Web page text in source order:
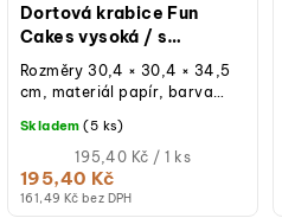
Dortová krabice Fun
Cakes vysoká / s
okýnkem / svatební –
30,4 × 30,4 × 34,5 cm
161,49 Kč bez DPH
195,40 Kč
Měrná
cena:
195,40 Kč / 1 ks
Skladem (5 ks)
Rozměry 30,4 × 30,4 × 34,5
cm, materiál papír, barva
víko + dno + boční stěna...